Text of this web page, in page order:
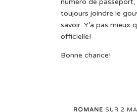
numéro de
toujours joindre le
savoir. Y’a pas mieux
officielle!
Bonne chance!
ROMANE SUR 2